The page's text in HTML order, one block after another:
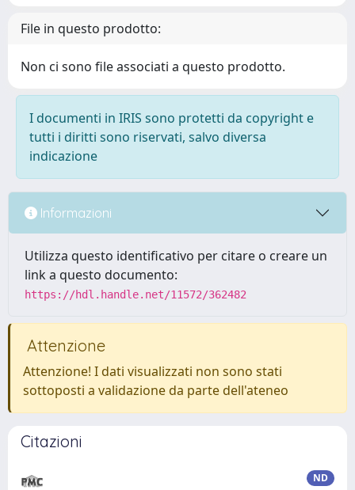
File in questo prodotto:
Non ci sono file associati a questo prodotto.
I documenti in IRIS sono protetti da copyright e
tutti i diritti sono riservati, salvo diversa
indicazione
Informazioni
Utilizza questo identificativo per citare o creare un
link a questo documento:
https://hdl.handle.net/11572/362482
Attenzione
Attenzione! I dati visualizzati non sono stati
sottoposti a validazione da parte dell'ateneo
Citazioni
ND